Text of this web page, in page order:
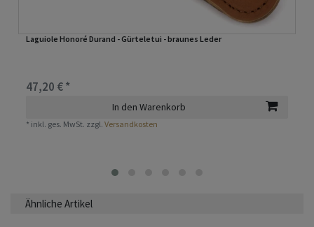
Laguiole Honoré Durand - Gürteletui - braunes Leder
47,20 € *
In den Warenkorb
* inkl. ges. MwSt. zzgl.Versandkosten
Ähnliche Artikel